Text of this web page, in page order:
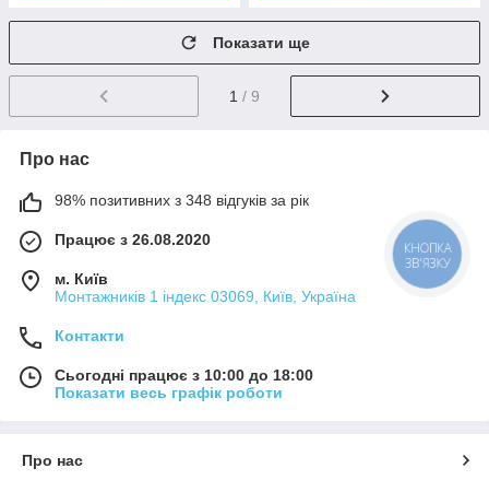
Показати ще
1 / 9
Про нас
98% позитивних з 348 відгуків за рік
Працює з 26.08.2020
м. Київ
Монтажників 1 індекс 03069, Київ, Україна
Контакти
Сьогодні працює з 10:00 до 18:00
Показати весь графік роботи
Про нас
КНОПКА
ЗВ'ЯЗКУ